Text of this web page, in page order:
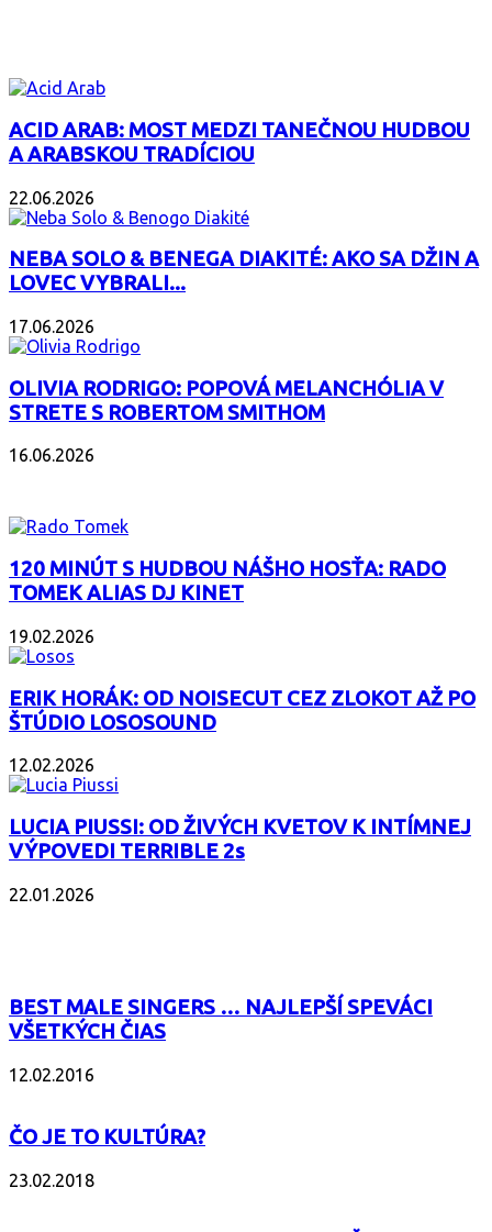
ACID ARAB: MOST MEDZI TANEČNOU HUDBOU
A ARABSKOU TRADÍCIOU
22.06.2026
NEBA SOLO & BENEGA DIAKITÉ: AKO SA DŽIN A
LOVEC VYBRALI...
17.06.2026
OLIVIA RODRIGO: POPOVÁ MELANCHÓLIA V
STRETE S ROBERTOM SMITHOM
16.06.2026
120 MINÚT S HUDBOU NÁŠHO HOSŤA: RADO
TOMEK ALIAS DJ KINET
19.02.2026
ERIK HORÁK: OD NOISECUT CEZ ZLOKOT AŽ PO
ŠTÚDIO LOSOSOUND
12.02.2026
LUCIA PIUSSI: OD ŽIVÝCH KVETOV K INTÍMNEJ
VÝPOVEDI TERRIBLE 2s
22.01.2026
BEST MALE SINGERS … NAJLEPŠÍ SPEVÁCI
VŠETKÝCH ČIAS
12.02.2016
ČO JE TO KULTÚRA?
23.02.2018